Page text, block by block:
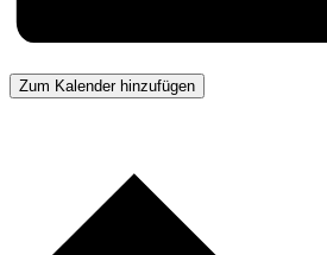
Zum Kalender hinzufügen